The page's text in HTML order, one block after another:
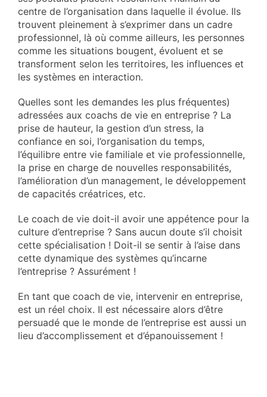
centre de l’organisation dans laquelle il évolue. Ils
trouvent pleinement à s’exprimer dans un cadre
professionnel, là où comme ailleurs, les personnes
comme les situations bougent, évoluent et se
transforment selon les territoires, les influences et
les systèmes en interaction.
Quelles sont les demandes les plus fréquentes)
adressées aux coachs de vie en entreprise ? La
prise de hauteur, la gestion d’un stress, la
confiance en soi, l’organisation du temps,
l’équilibre entre vie familiale et vie professionnelle,
la prise en charge de nouvelles responsabilités,
l’amélioration d’un management, le développement
de capacités créatrices, etc.
Le coach de vie doit-il avoir une appétence pour la
culture d’entreprise ? Sans aucun doute s’il choisit
cette spécialisation ! Doit-il se sentir à l’aise dans
cette dynamique des systèmes qu’incarne
l’entreprise ? Assurément !
En tant que coach de vie, intervenir en entreprise,
est un réel choix. Il est nécessaire alors d’être
persuadé que le monde de l’entreprise est aussi un
lieu d’accomplissement et d’épanouissement !